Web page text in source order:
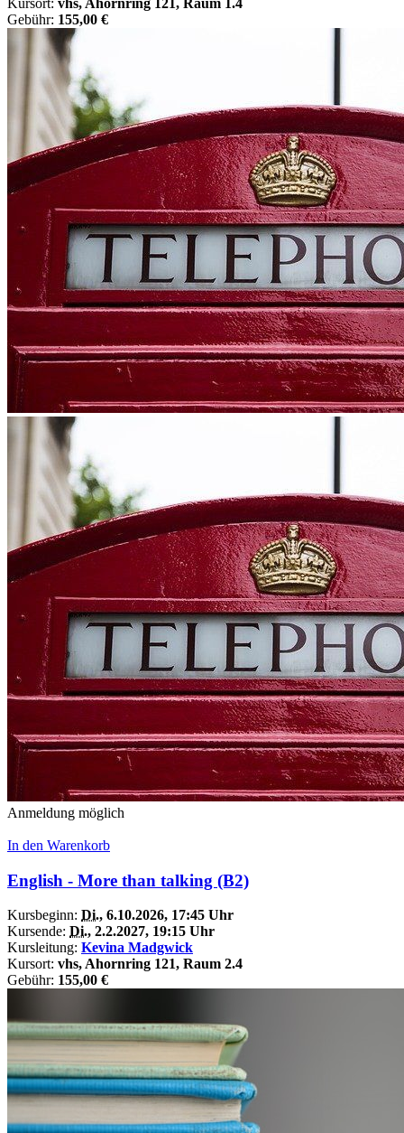
Kursort: vhs, Ahornring 121, Raum 1.4
Gebühr: 155,00 €
Anmeldung möglich
In den Warenkorb
English - More than talking (B2)
Kursbeginn: Di., 6.10.2026, 17:45 Uhr
Kursende: Di., 2.2.2027, 19:15 Uhr
Kursleitung: Kevina Madgwick
Kursort: vhs, Ahornring 121, Raum 2.4
Gebühr: 155,00 €